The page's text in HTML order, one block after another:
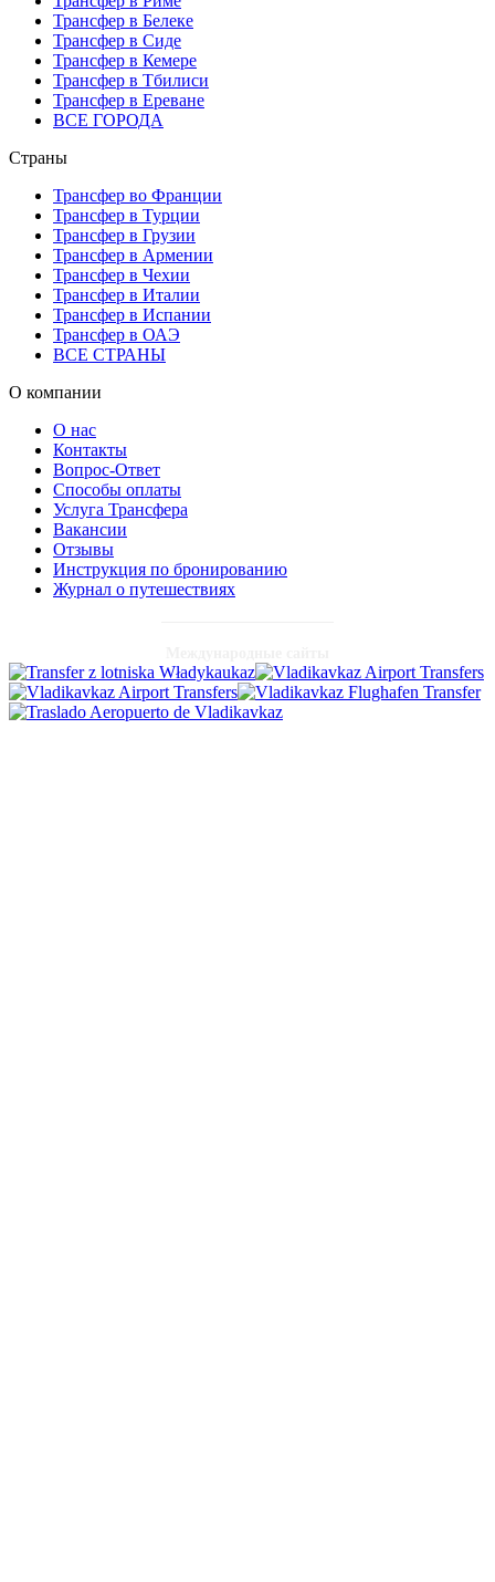
Трансфер в Белеке
Трансфер в Сиде
Трансфер в Кемере
Трансфер в Тбилиси
Трансфер в Ереване
ВСЕ ГОРОДА
Страны
Трансфер во Франции
Трансфер в Турции
Трансфер в Грузии
Трансфер в Армении
Трансфер в Чехии
Трансфер в Италии
Трансфер в Испании
Трансфер в ОАЭ
ВСЕ СТРАНЫ
О компании
О нас
Контакты
Вопрос-Ответ
Способы оплаты
Услуга Трансфера
Вакансии
Отзывы
Инструкция по бронированию
Журнал о путешествиях